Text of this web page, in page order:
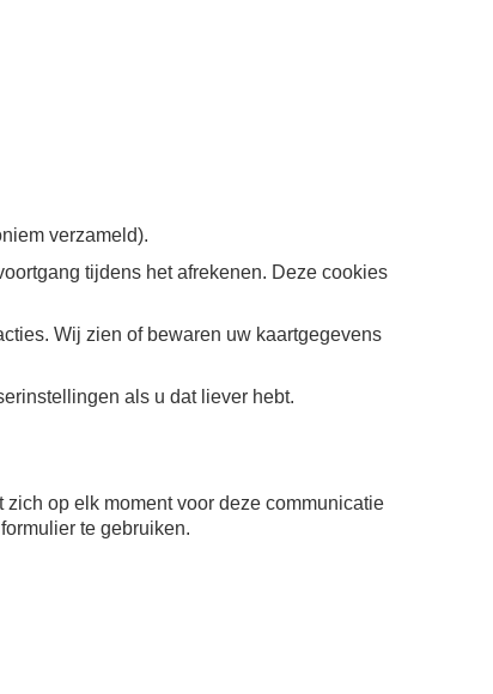
verzameld).
tijdens het afrekenen. Deze cookies
Wij zien of bewaren uw kaartgegevens
als u dat liever hebt.
op elk moment voor deze communicatie
te gebruiken.